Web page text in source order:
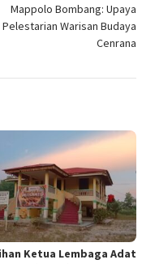
Mappolo Bombang: Upaya
Pelestarian Warisan Budaya
Cenrana
Ketua Lembaga Adat